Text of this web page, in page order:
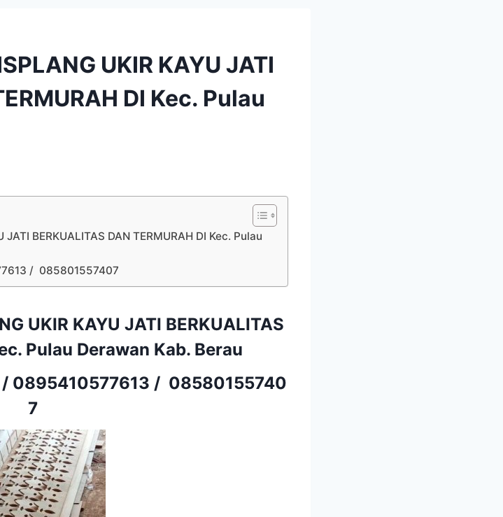
UKIR KAYU JATI
DI Kec. Pulau
BERKUALITAS DAN TERMURAH DI Kec. Pulau
/ 085801557407
UKIR KAYU JATI BERKUALITAS
Pulau Derawan Kab. Berau
/ 0895410577613 / 08580155740
7